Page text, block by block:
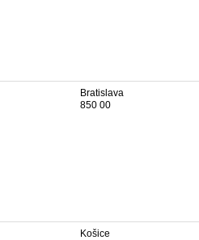
Bratislava
850 00
Košice